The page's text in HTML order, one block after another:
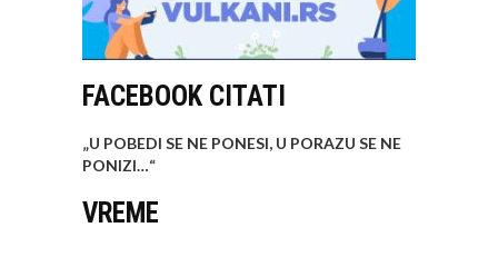
FACEBOOK CITATI
„U POBEDI SE NE PONESI, U PORAZU SE NE
PONIZI…“
VREME